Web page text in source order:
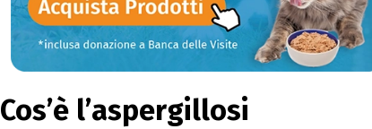
Cos’è l’aspergillosi